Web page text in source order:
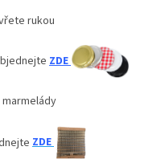
rukou
ZDE
ZDE